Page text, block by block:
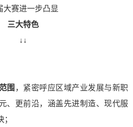
大赛进一步凸显
三大特色
↓↓
围 ，紧密呼应区域产业发展与新职
、更前沿，涵盖先进制造、现代服